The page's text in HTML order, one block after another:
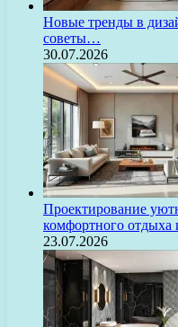
Новые тренды в
советы…
30.07.2026
Проектирование
комфортного
23.07.2026